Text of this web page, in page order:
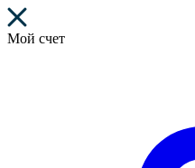
Мой счет